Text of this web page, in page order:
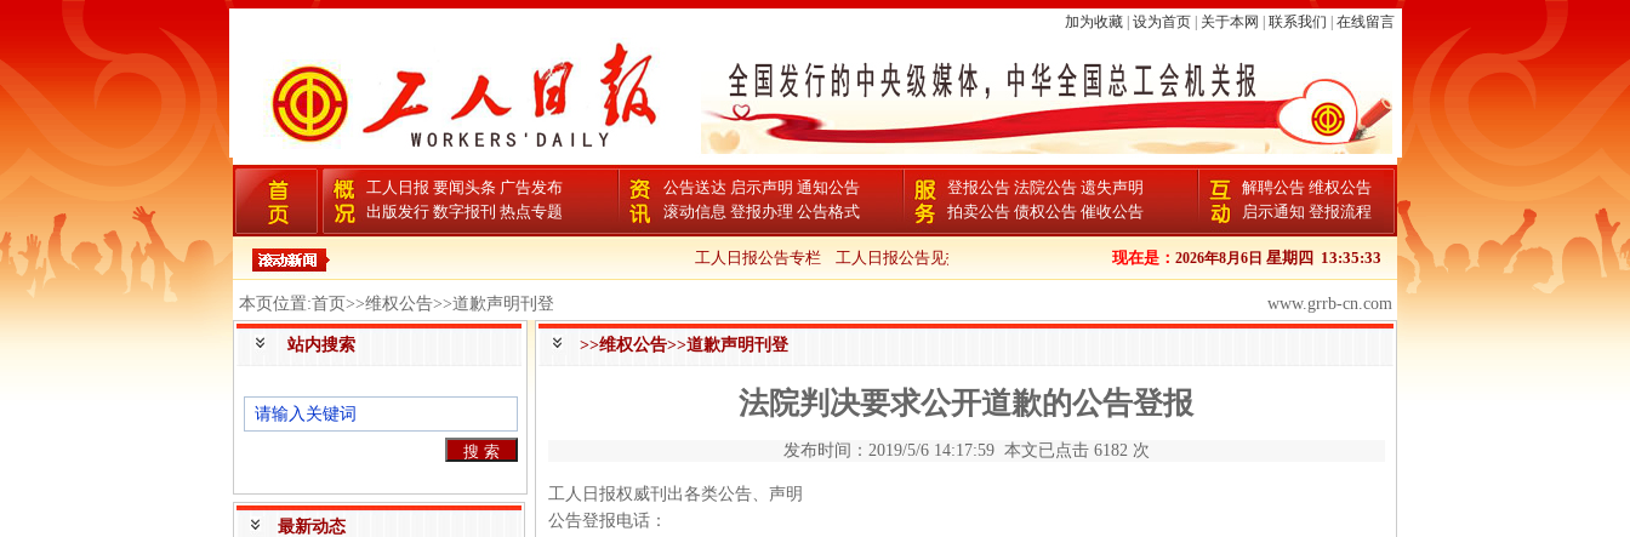
加为收藏| 设为首页| 关于本网 联系我们 在线留言
工人日报 要闻头条 广告发布
出版发行 数字报刊 热点专题
公告送达 启示声明 通知公告
滚动信息 登报办理 公告格式
登报公告 法院公告 遗失声明
拍卖公告 债权公告 催收公告
解聘公告 维权公告
启示通知 登报流程
工人日报公告专栏 工人日报公告见报周期 工人日报公告电话现在是： 2026年8月6日 星期四 13:35:34
本页位置:首页>>维权公告>>道歉声明刊登 www.grrb-cn.com
站内搜索
最新动态
>>维权公告>>道歉声明刊登
法院判决要求公开道歉的公告登报
发布时间：2019/5/6 14:17:59 本文已点击 6182 次
工人日报权威刊出各类公告、声明
公告登报电话：